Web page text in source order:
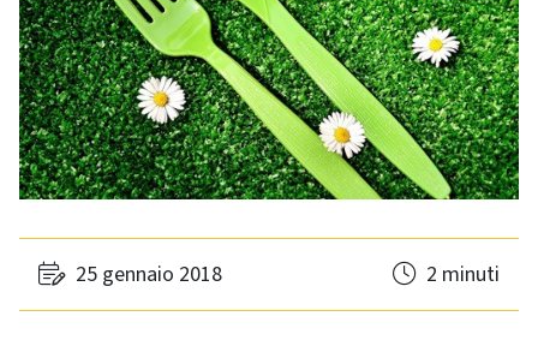
25 gennaio 2018 2 minuti